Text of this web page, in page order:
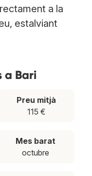
a la
estalviant
a Bari
Preu mitjà
115 €
Mes barat
octubre